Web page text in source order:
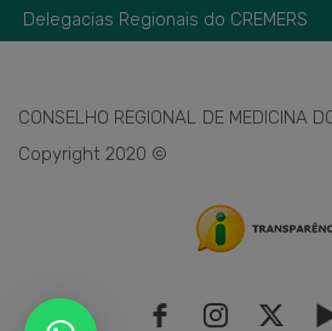
Delegacias Regionais do CREMERS
CONSELHO REGIONAL DE MEDICINA
Copyright 2020 ©